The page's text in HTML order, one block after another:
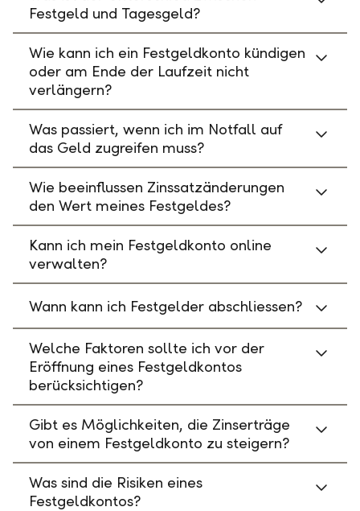
Festgeld und Tagesgeld?
Wie kann ich ein Festgeldkonto kündigen
oder am Ende der Laufzeit nicht
verlängern?
Was passiert, wenn ich im Notfall auf
das Geld zugreifen muss?
Wie beeinflussen Zinssatzänderungen
den Wert meines Festgeldes?
Kann ich mein Festgeldkonto online
verwalten?
Wann kann ich Festgelder abschliessen?
Welche Faktoren sollte ich vor der
Eröffnung eines Festgeldkontos
berücksichtigen?
Gibt es Möglichkeiten, die Zinserträge
von einem Festgeldkonto zu steigern?
Was sind die Risiken eines
Festgeldkontos?